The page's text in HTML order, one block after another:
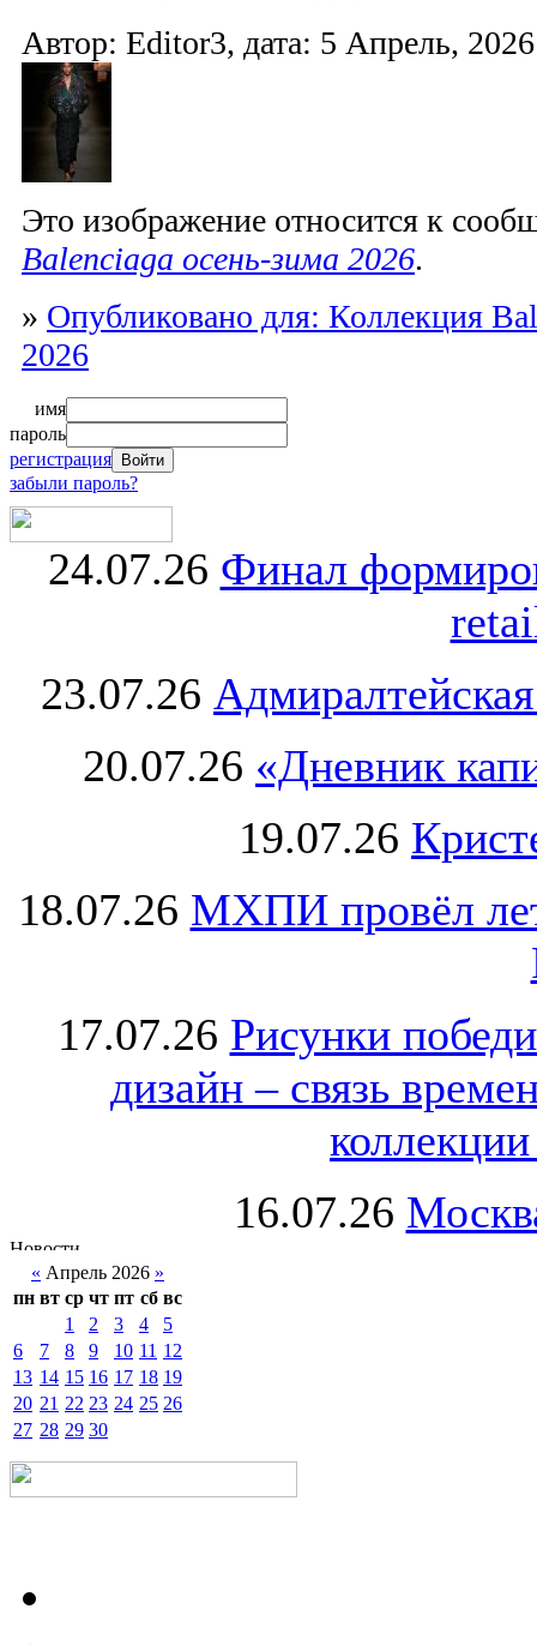
Автор: Editor3, дата: 5 Апрель,
Это изображение относится к
Balenciaga осень-зима 2026.
» Опубликовано для: Коллекция
2026
имя
пароль
регистрация
забыли пароль?
24.07.26 Финал
23.07.26
20.07.26 «Дневник
19.07.26
18.07.26 МХПИ провёл
17.07.26 Рисунки
дизайн – связь
16.07.26
« Апрель 2026 »
пн вт ср чт пт сб вс
1
2 3 4
5
6
7 8 9 10 11 12
13 14 15 16 17 18 19
20 21 22 23 24 25 26
27 28 29 30